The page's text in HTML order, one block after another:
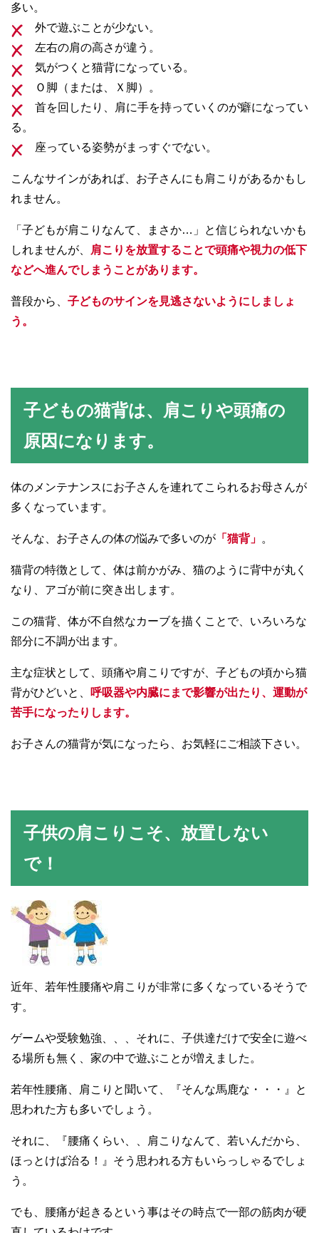
多い。
外で遊ぶことが少ない。
左右の肩の高さが違う。
気がつくと猫背になっている。
Ｏ脚（または、Ｘ脚）。
首を回したり、肩に手を持っていくのが癖になってい
る。
座っている姿勢がまっすぐでない。
こんなサインがあれば、お子さんにも肩こりがあるかもし
れません。
「子どもが肩こりなんて、まさか…」と信じられないかも
しれませんが、
肩こりを放置することで頭痛や視力の低下
などへ進んでしまうことがあります。
普段から、 子どものサインを見逃さないようにしましょ
う。
子どもの猫背は、肩こりや頭痛の
原因になります。
体のメンテナンスにお子さんを連れてこられるお母さんが
多くなっています。
そんな、お子さんの体の悩みで多いのが 「猫背」 。
猫背の特徴として、体は前かがみ、猫のように背中が丸く
なり、アゴが前に突き出します。
この猫背、体が不自然なカーブを描くことで、いろいろな
部分に不調が出ます。
主な症状として、頭痛や肩こりですが、子どもの頃から猫
背がひどいと、
呼吸器や内臓にまで影響が出たり、運動が
苦手になったりします。
お子さんの猫背が気になったら、お気軽にご相談下さい。
子供の肩こりこそ、放置しない
で！
近年、若年性腰痛や肩こりが非常に多くなっているそうで
す。
ゲームや受験勉強、、、それに、子供達だけで安全に遊べ
る場所も無く、家の中で遊ぶことが増えました。
若年性腰痛、肩こりと聞いて、『そんな馬鹿な・・・』と
思われた方も多いでしょう。
それに、『腰痛くらい、、肩こりなんて、若いんだから、
ほっとけば治る！』そう思われる方もいらっしゃるでしょ
う。
でも、腰痛が起きるという事はその時点で一部の筋肉が硬